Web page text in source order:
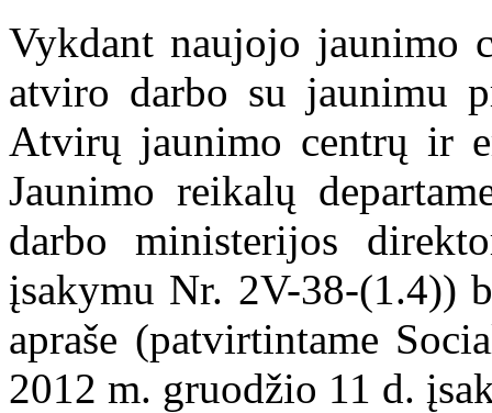
Vykdant naujojo jaunimo
atviro darbo su jaunimu
Atvirų jaunimo centrų ir
Jaunimo reikalų
darbo ministerijos
įsakymu Nr. 2V-38-(1.4))
apraše (patvirtintame
2012 m. gruodžio 11 d.